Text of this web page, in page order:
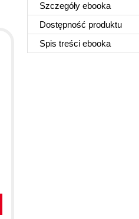
Szczegóły ebooka
Dostępność produktu
Spis treści ebooka